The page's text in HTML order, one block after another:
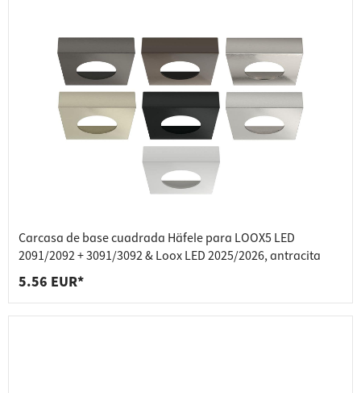
Carcasa de base cuadrada Häfele para LOOX5 LED
2091/2092 + 3091/3092 & Loox LED 2025/2026, antracita
5.56 EUR*